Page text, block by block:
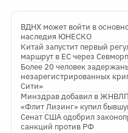
ВДНХ может войти в
наследия ЮНЕСКО
Китай запустит первый
маршрут в ЕС через
Более 20 человек
незарегистрированных
Сити»
Минздрав добавил в ЖНВЛП
«Флит Лизинг» купил
Сенат США одобрил
санкций против РФ